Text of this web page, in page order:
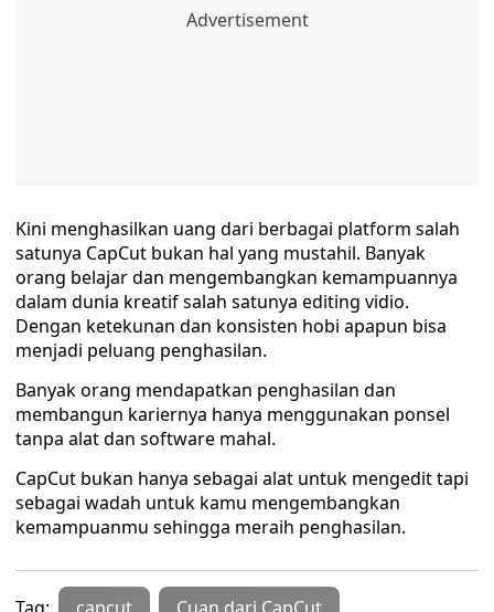
Kini menghasilkan uang dari berbagai platform salah
satunya CapCut bukan hal yang mustahil. Banyak
orang belajar dan mengembangkan kemampuannya
dalam dunia kreatif salah satunya editing vidio.
Dengan ketekunan dan konsisten hobi apapun bisa
menjadi peluang penghasilan.
Banyak orang mendapatkan penghasilan dan
membangun kariernya hanya menggunakan ponsel
tanpa alat dan software mahal.
CapCut bukan hanya sebagai alat untuk mengedit tapi
sebagai wadah untuk kamu mengembangkan
kemampuanmu sehingga meraih penghasilan.